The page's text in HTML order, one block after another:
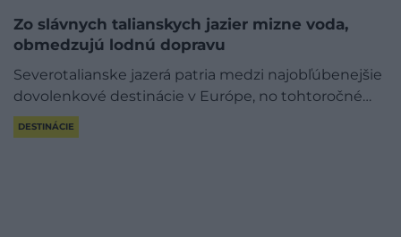
Zo slávnych talianskych jazier mizne voda,
obmedzujú lodnú dopravu
Severotalianske jazerá patria medzi najobľúbenejšie
dovolenkové destinácie v Európe, no tohtoročné…
DESTINÁCIE